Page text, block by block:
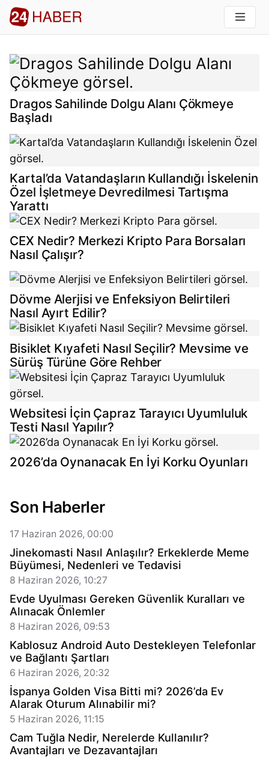
Kartal 24
Dragos Sahilinde Dolgu Alanı Çökmeye
Başladı
Kartal’da Vatandaşların Kullandığı İskelenin
Özel İşletmeye Devredilmesi Tartışma
Yarattı
CEX Nedir? Merkezi Kripto Para Borsaları
Nasıl Çalışır?
Dövme Alerjisi ve Enfeksiyon Belirtileri
Nasıl Ayırt Edilir?
Bisiklet Kıyafeti Nasıl Seçilir? Mevsime ve
Sürüş Türüne Göre Rehber
Websitesi İçin Çapraz Tarayıcı Uyumluluk
Testi Nasıl Yapılır?
2026’da Oynanacak En İyi Korku Oyunları
Son Haberler
17 Haziran 2026, 00:00
Jinekomasti Nasıl Anlaşılır? Erkeklerde Meme
Büyümesi, Nedenleri ve Tedavisi
8 Haziran 2026, 10:27
Evde Uyulması Gereken Güvenlik Kuralları ve
Alınacak Önlemler
8 Haziran 2026, 09:53
Kablosuz Android Auto Destekleyen Telefonlar
ve Bağlantı Şartları
6 Haziran 2026, 20:32
İspanya Golden Visa Bitti mi? 2026’da Ev
Alarak Oturum Alınabilir mi?
5 Haziran 2026, 11:15
Cam Tuğla Nedir, Nerelerde Kullanılır?
Avantajları ve Dezavantajları